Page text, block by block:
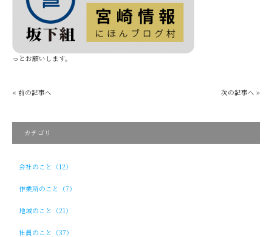
っとお願いします。
« 前の記事へ 次の記事へ »
カテゴリ
会社のこと（12）
作業所のこと（7）
地域のこと（21）
社員のこと（37）